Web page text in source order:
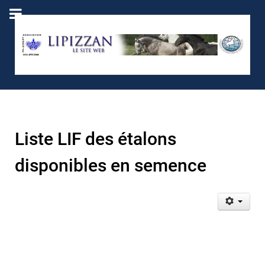
Liste LIF des étalons
disponibles en semence